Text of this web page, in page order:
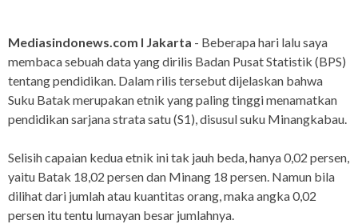
Mediasindonews.com I Jakarta - Beberapa hari lalu saya
membaca sebuah data yang dirilis Badan Pusat Statistik (BPS)
tentang pendidikan. Dalam rilis tersebut dijelaskan bahwa
Suku Batak merupakan etnik yang paling tinggi menamatkan
pendidikan sarjana strata satu (S1), disusul suku Minangkabau.
Selisih capaian kedua etnik ini tak jauh beda, hanya 0,02 persen,
yaitu Batak 18,02 persen dan Minang 18 persen. Namun bila
dilihat dari jumlah atau kuantitas orang, maka angka 0,02
persen itu tentu lumayan besar jumlahnya.